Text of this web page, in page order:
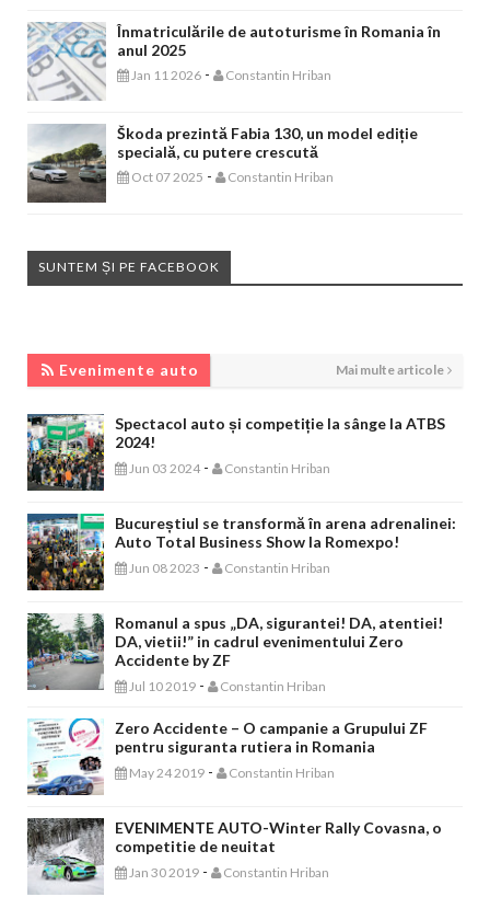
Înmatriculările de autoturisme în Romania în
anul 2025
Jan 11 2026 - Constantin Hriban
Škoda prezintă Fabia 130, un model ediție
specială, cu putere crescută
Oct 07 2025 - Constantin Hriban
SUNTEM ȘI PE FACEBOOK
Evenimente auto Mai multe articole
Spectacol auto și competiție la sânge la ATBS
2024!
Jun 03 2024 - Constantin Hriban
Bucureștiul se transformă în arena adrenalinei:
Auto Total Business Show la Romexpo!
Jun 08 2023 - Constantin Hriban
Romanul a spus „DA, sigurantei! DA, atentiei!
DA, vietii!” in cadrul evenimentului Zero
Accidente by ZF
Jul 10 2019 - Constantin Hriban
Zero Accidente – O campanie a Grupului ZF
pentru siguranta rutiera in Romania
May 24 2019 - Constantin Hriban
EVENIMENTE AUTO-Winter Rally Covasna, o
competitie de neuitat
Jan 30 2019 - Constantin Hriban